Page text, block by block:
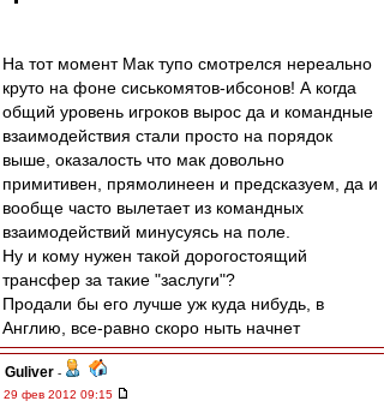
На тот момент Мак тупо смотрелся нереально
круто на фоне сиськомятов-ибсонов! А когда
общий уровень игроков вырос да и командные
взаимодействия стали просто на порядок
выше, оказалость что мак довольно
примитивен, прямолинеен и предсказуем, да и
вообще часто вылетает из командных
взаимодействий минусуясь на поле.
Ну и кому нужен такой дорогостоящий
трансфер за такие "заслуги"?
Продали бы его лучше уж куда нибудь, в
Англию, все-равно скоро ныть начнет
Guliver -
29 фев 2012 09:15